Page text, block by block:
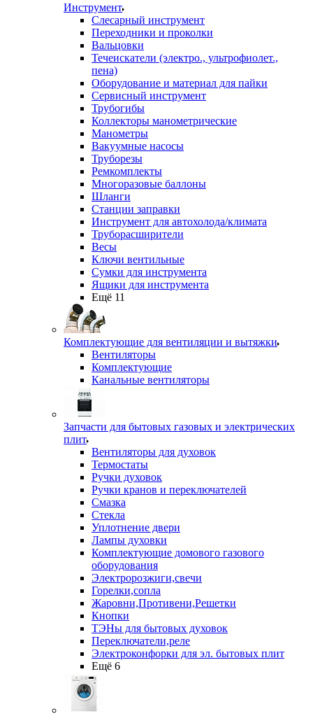
Инструмент
Слесарный инструмент
Переходники и проколки
Вальцовки
Течеискатели (электро., ультрофиолет.,
пена)
Оборудование и материал для пайки
Сервисный инструмент
Трубогибы
Коллекторы манометрические
Манометры
Вакуумные насосы
Труборезы
Ремкомплекты
Многоразовые баллоны
Шланги
Станции заправки
Инструмент для автохолода/климата
Труборасширители
Весы
Ключи вентильные
Сумки для инструмента
Ящики для инструмента
Ещё 11
Комплектующие для вентиляции и вытяжки
Вентиляторы
Комплектующие
Канальные вентиляторы
Запчасти для бытовых газовых и электрических
плит
Вентиляторы для духовок
Термостаты
Ручки духовок
Ручки кранов и переключателей
Смазка
Стекла
Уплотнение двери
Лампы духовки
Комплектующие домового газового
оборудования
Электророзжиги,свечи
Горелки,сопла
Жаровни,Противени,Решетки
Кнопки
ТЭНы для бытовых духовок
Переключатели,реле
Электроконфорки для эл. бытовых плит
Ещё 6